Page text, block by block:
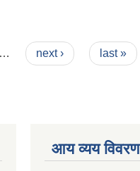
… next › last »
आय व्यय विवरण